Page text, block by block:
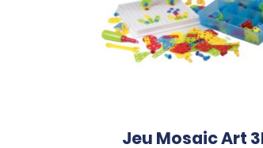
Jeu Mosaic Art